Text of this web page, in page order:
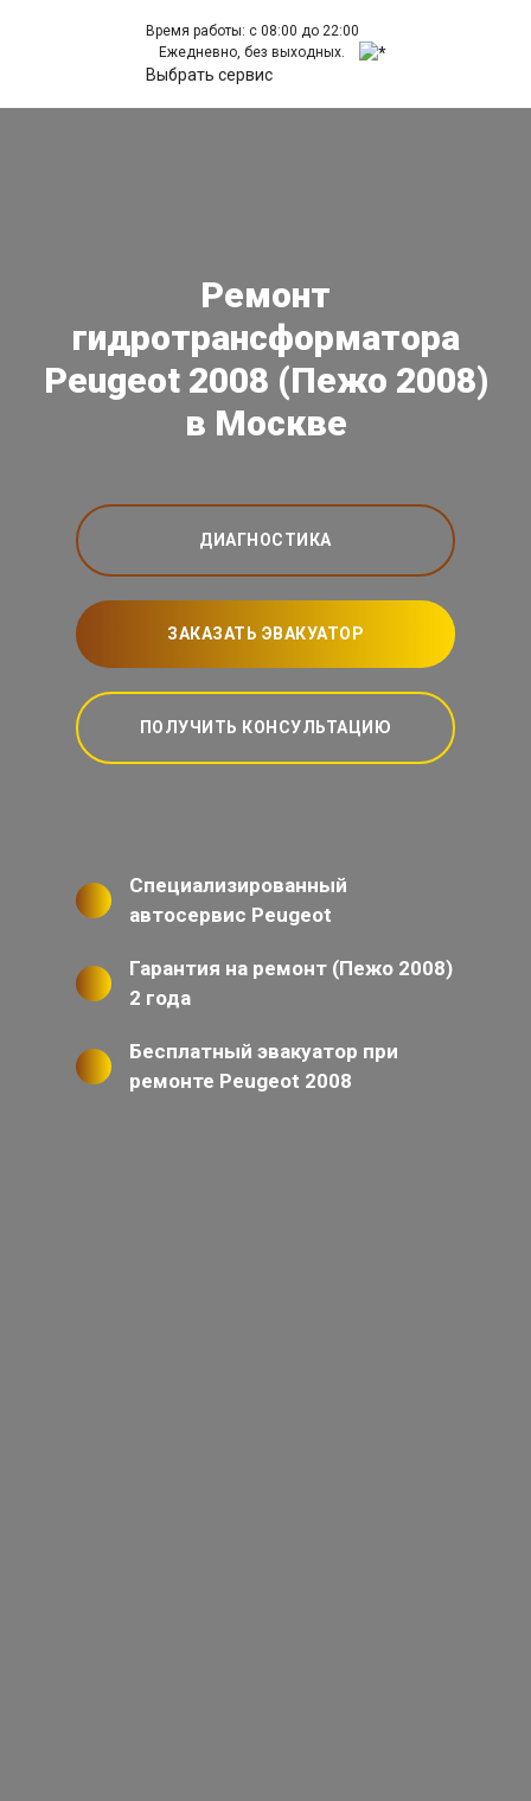
Время работы: с 08:00 до 22:00
Ежедневно, без выходных.
Выбрать сервис
Ремонт
гидротрансформатора
Peugeot 2008 (Пежо 2008)
в Москве
ДИАГНОСТИКА
ЗАКАЗАТЬ ЭВАКУАТОР
ПОЛУЧИТЬ КОНСУЛЬТАЦИЮ
Специализированный
автосервис Peugeot
Гарантия на ремонт (Пежо 2008)
2 года
Бесплатный эвакуатор при
ремонте Peugeot 2008